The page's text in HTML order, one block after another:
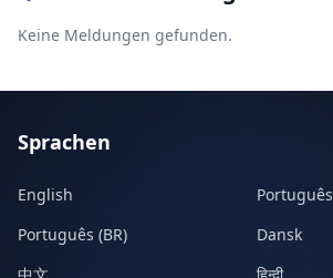
Keine Meldungen gefunden.
Sprachen
English
Português
Português (BR)
Dansk